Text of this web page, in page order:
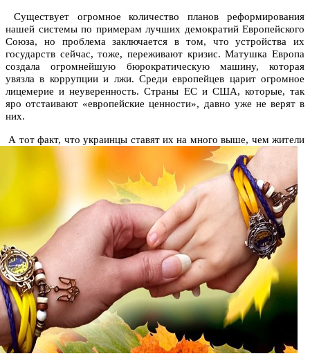
Существует огромное количество планов реформирования
нашей системы по примерам лучших демократий Европейского
Союза, но проблема заключается в том, что устройства их
государств сейчас, тоже, переживают кризис. Матушка Европа
создала огромнейшую бюрократическую машину, которая
увязла в коррупции и лжи. Среди европейцев царит огромное
лицемерие и неуверенность. Страны ЕС и США, которые, так
яро отстаивают «европейские ценности», давно уже не верят в
них.
А тот факт, что украинцы ставят их на много выше, чем жители